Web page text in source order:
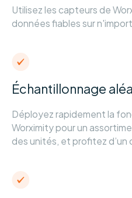
Utilisez les capteurs de
données fiables sur
Échantillonnage
Déployez rapidement la
Worximity pour un
des unités, et profitez d’un